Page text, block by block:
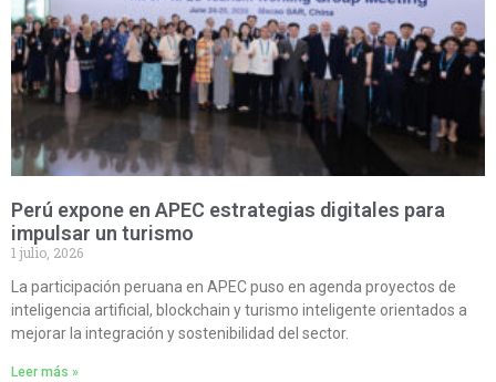
Perú expone en APEC estrategias digitales para
impulsar un turismo
1 julio, 2026
La participación peruana en APEC puso en agenda proyectos de
inteligencia artificial, blockchain y turismo inteligente orientados a
mejorar la integración y sostenibilidad del sector.
Leer más »